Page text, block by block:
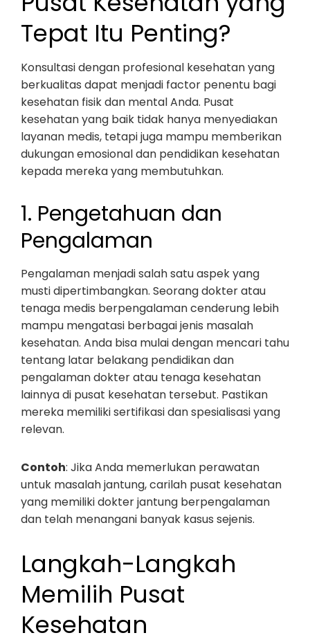
Tepat Itu Penting?
Konsultasi dengan profesional kesehatan yang
berkualitas dapat menjadi factor penentu bagi
kesehatan fisik dan mental Anda. Pusat
kesehatan yang baik tidak hanya menyediakan
layanan medis, tetapi juga mampu memberikan
dukungan emosional dan pendidikan kesehatan
kepada mereka yang membutuhkan.
1. Pengetahuan dan
Pengalaman
Pengalaman menjadi salah satu aspek yang
musti dipertimbangkan. Seorang dokter atau
tenaga medis berpengalaman cenderung lebih
mampu mengatasi berbagai jenis masalah
kesehatan. Anda bisa mulai dengan mencari tahu
tentang latar belakang pendidikan dan
pengalaman dokter atau tenaga kesehatan
lainnya di pusat kesehatan tersebut. Pastikan
mereka memiliki sertifikasi dan spesialisasi yang
relevan.
Contoh: Jika Anda memerlukan perawatan
untuk masalah jantung, carilah pusat kesehatan
yang memiliki dokter jantung berpengalaman
dan telah menangani banyak kasus sejenis.
Langkah-Langkah
Memilih Pusat
Kesehatan